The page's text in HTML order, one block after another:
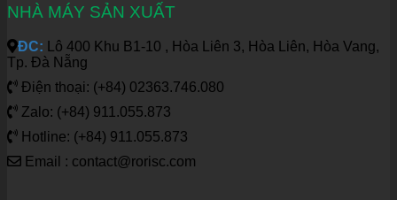
NHÀ MÁY SẢN XUẤT
ĐC: Lô 400 Khu B1-10 , Hòa Liên 3, Hòa Liên, Hòa Vang,
Tp. Đà Nẵng
Điện thoại: (+84) 02363.746.080
Zalo: (+84) 911.055.873
Hotline: (+84) 911.055.873
Email : contact@rorisc.com